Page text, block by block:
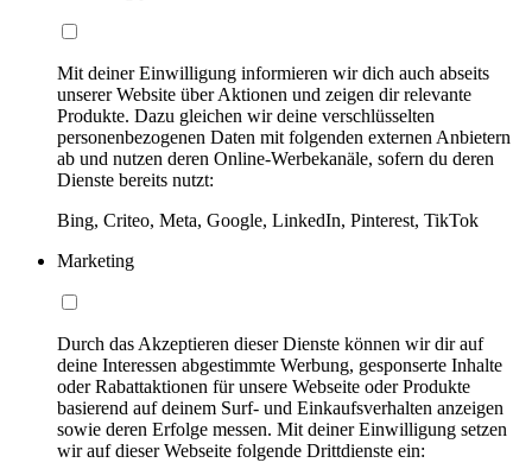
Mit deiner Einwilligung informieren wir dich auch abseits
unserer Website über Aktionen und zeigen dir relevante
Produkte. Dazu gleichen wir deine verschlüsselten
personenbezogenen Daten mit folgenden externen Anbietern
ab und nutzen deren Online-Werbekanäle, sofern du deren
Dienste bereits nutzt:
Bing, Criteo, Meta, Google, LinkedIn, Pinterest, TikTok
Marketing
Durch das Akzeptieren dieser Dienste können wir dir auf
deine Interessen abgestimmte Werbung, gesponserte Inhalte
oder Rabattaktionen für unsere Webseite oder Produkte
basierend auf deinem Surf- und Einkaufsverhalten anzeigen
sowie deren Erfolge messen. Mit deiner Einwilligung setzen
wir auf dieser Webseite folgende Drittdienste ein: